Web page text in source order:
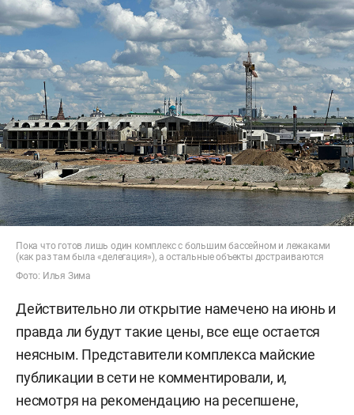
Пока что готов лишь один комплекс с большим бассейном и лежаками
(как раз там была «делегация»), а остальные объекты достраиваются
Фото: Илья Зима
Действительно ли открытие намечено на июнь и
правда ли будут такие цены, все еще остается
неясным. Представители комплекса майские
публикации в сети не комментировали, и,
несмотря на рекомендацию на ресепшене,